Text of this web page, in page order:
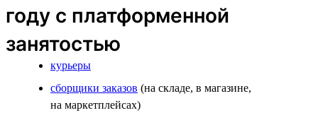
году с платформенной
занятостью
курьеры
сборщики заказов (на складе, в магазине,
на маркетплейсах)